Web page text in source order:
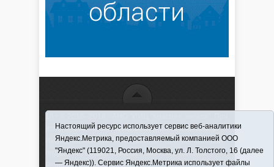
использовании материалов ссылка обязательна
Информационная лента выходит при финансовой
поддержке правительства Тюменской области
Регистрационный номер СМИ ЭЛ № ФС 77-66066
Настоящий ресурс использует сервис веб-аналитики
Яндекс.Метрика, предоставляемый компанией ООО
"Яндекс" (119021, Россия, Москва, ул. Л. Толстого, 16 (далее
— Яндекс)). Сервис Яндекс.Метрика использует файлы